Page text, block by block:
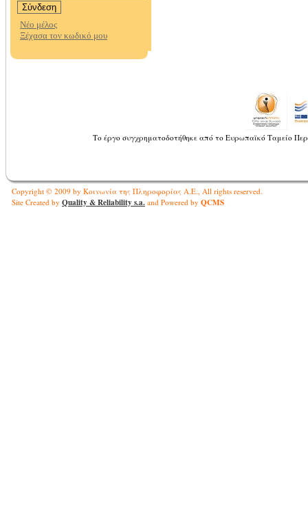
Το έργο συγχρηματοδοτήθηκε από το Ευρωπαϊκό Ταμείο
Copyright © 2009 by Κοινωνία της Πληροφορίας Α.Ε., All rights reserved.
Site Created by Quality & Reliability s.a. and Powered by QCMS